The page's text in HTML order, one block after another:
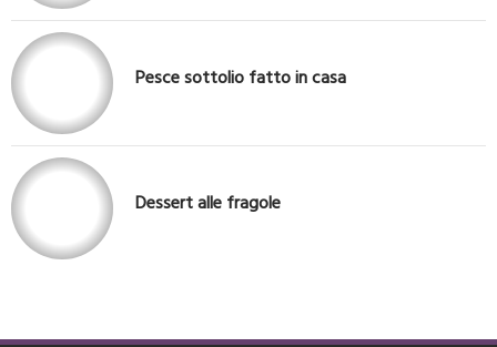
Pesce sottolio fatto in casa
Dessert alle fragole